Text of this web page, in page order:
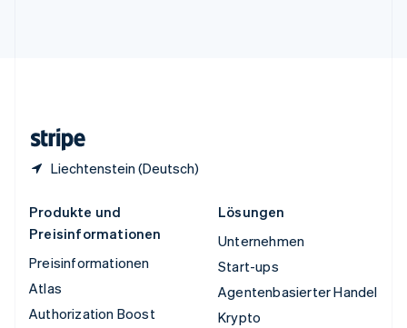
Liechtenstein (Deutsch)
Produkte und
Preisinformationen
Preisinformationen
Atlas
Authorization Boost
Lösungen
Unternehmen
Start-ups
Agentenbasierter Handel
Krypto